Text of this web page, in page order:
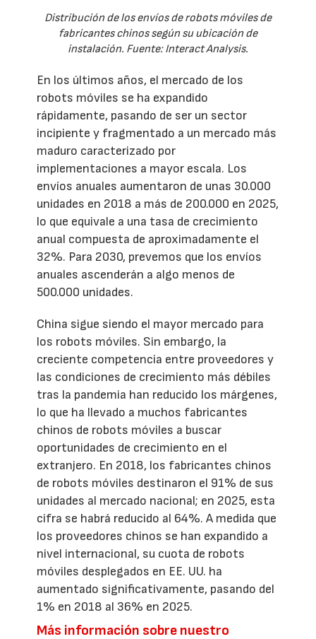
Distribución de los envíos de robots móviles de
fabricantes chinos según su ubicación de
instalación. Fuente: Interact Analysis.
En los últimos años, el mercado de los
robots móviles se ha expandido
rápidamente, pasando de ser un sector
incipiente y fragmentado a un mercado más
maduro caracterizado por
implementaciones a mayor escala. Los
envíos anuales aumentaron de unas 30.000
unidades en 2018 a más de 200.000 en 2025,
lo que equivale a una tasa de crecimiento
anual compuesta de aproximadamente el
32%. Para 2030, prevemos que los envíos
anuales ascenderán a algo menos de
500.000 unidades.
China sigue siendo el mayor mercado para
los robots móviles. Sin embargo, la
creciente competencia entre proveedores y
las condiciones de crecimiento más débiles
tras la pandemia han reducido los márgenes,
lo que ha llevado a muchos fabricantes
chinos de robots móviles a buscar
oportunidades de crecimiento en el
extranjero. En 2018, los fabricantes chinos
de robots móviles destinaron el 91% de sus
unidades al mercado nacional; en 2025, esta
cifra se habrá reducido al 64%. A medida que
los proveedores chinos se han expandido a
nivel internacional, su cuota de robots
móviles desplegados en EE. UU. ha
aumentado significativamente, pasando del
1% en 2018 al 36% en 2025.
Más información sobre nuestro